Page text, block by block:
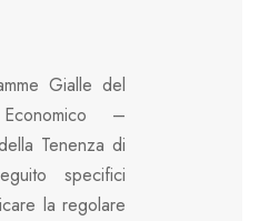
Gialle del
–
Tenenza di
specifici
la regolare